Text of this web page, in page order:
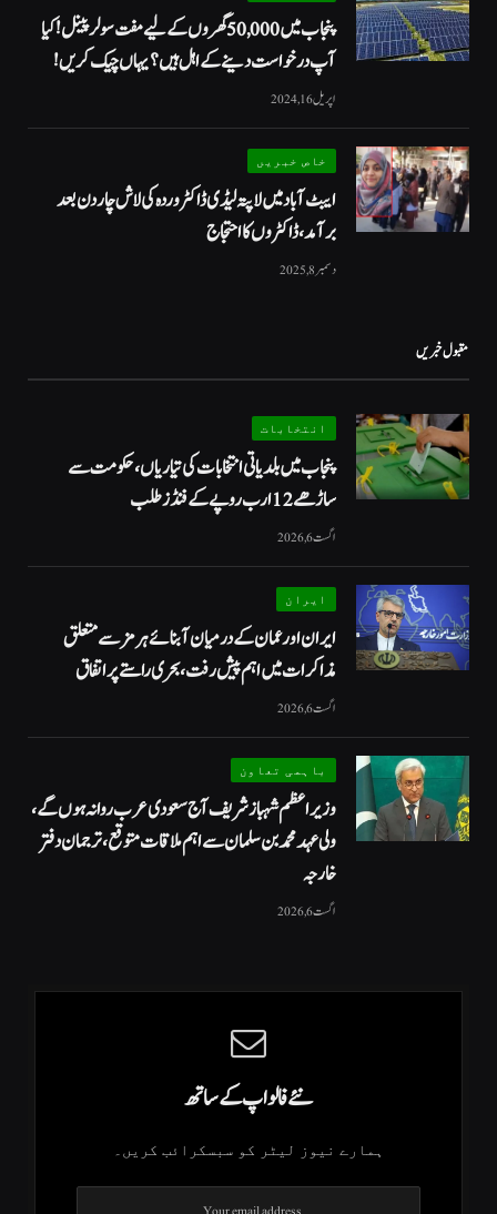
پنجاب میں 50,000 گھروں کے لیے مفت سولر پینل! کیا
آپ درخواست دینے کے اہل ہیں؟ یہاں چیک کریں!
اپریل 16, 2024
خاص خبریں
ایبٹ آباد میں لاپتہ لیڈی ڈاکٹر وردہ کی لاش چار دن بعد
برآمد، ڈاکٹروں کا احتجاج
دسمبر 8, 2025
مقبول خبریں
انتخابات
پنجاب میں بلدیاتی انتخابات کی تیاریاں، حکومت سے
ساڑھے 12 ارب روپے کے فنڈز طلب
اگست 6, 2026
ایران
ایران اور عمان کے درمیان آبنائے ہرمز سے متعلق
مذاکرات میں اہم پیش رفت، بحری راستے پر اتفاق
اگست 6, 2026
باہمی تعاون
وزیراعظم شہباز شریف آج سعودی عرب روانہ ہوں گے،
ولی عہد محمد بن سلمان سے اہم ملاقات متوقع، ترجمان دفتر
خارجہ
اگست 6, 2026
نئے فالو اپ کے ساتھ
ہمارے نیوز لیٹر کو سبسکرائب کریں۔